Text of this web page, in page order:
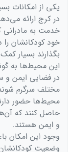
یکی از امکانات
در کرج ارائه
خدمت به مادرانی
خود کودکانشان
بگذارند بسیار
این محیط‌ها به
در فضایی ایمن و
مختلف سرگرم
محیط‌ها حضور
حاصل کنند که
و ایمن هستند.
وجود این امکان
وضعیت کودکانشان